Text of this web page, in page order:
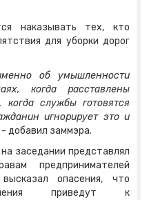
наказывать тех, кто
для уборки дорог
об умышленности
когда расставлены
когда службы готовятся
игнорирует это и
- добавил заммэра.
заседании представлял
предпринимателей
опасения, что
приведут к